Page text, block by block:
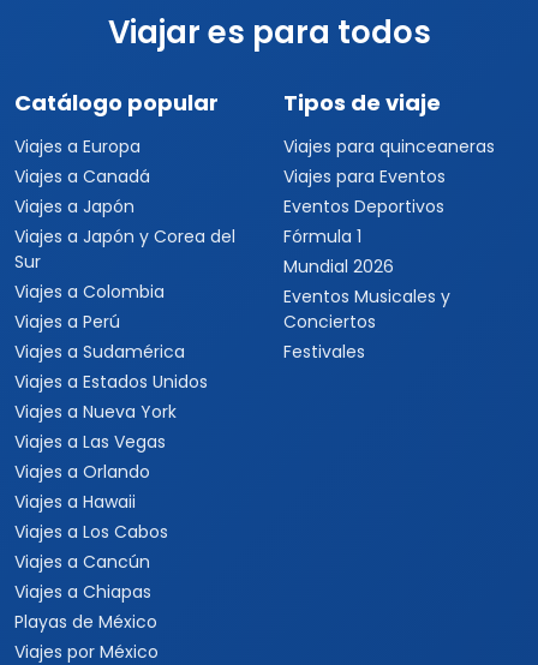
Viajar es para todos
Catálogo popular
Viajes a Europa
Viajes a Canadá
Viajes a Japón
Viajes a Japón y Corea del
Sur
Viajes a Colombia
Viajes a Perú
Viajes a Sudamérica
Viajes a Estados Unidos
Viajes a Nueva York
Viajes a Las Vegas
Viajes a Orlando
Viajes a Hawaii
Viajes a Los Cabos
Viajes a Cancún
Viajes a Chiapas
Playas de México
Viajes por México
Tipos de viaje
Viajes para quinceaneras
Viajes para Eventos
Eventos Deportivos
Fórmula 1
Mundial 2026
Eventos Musicales y
Conciertos
Festivales